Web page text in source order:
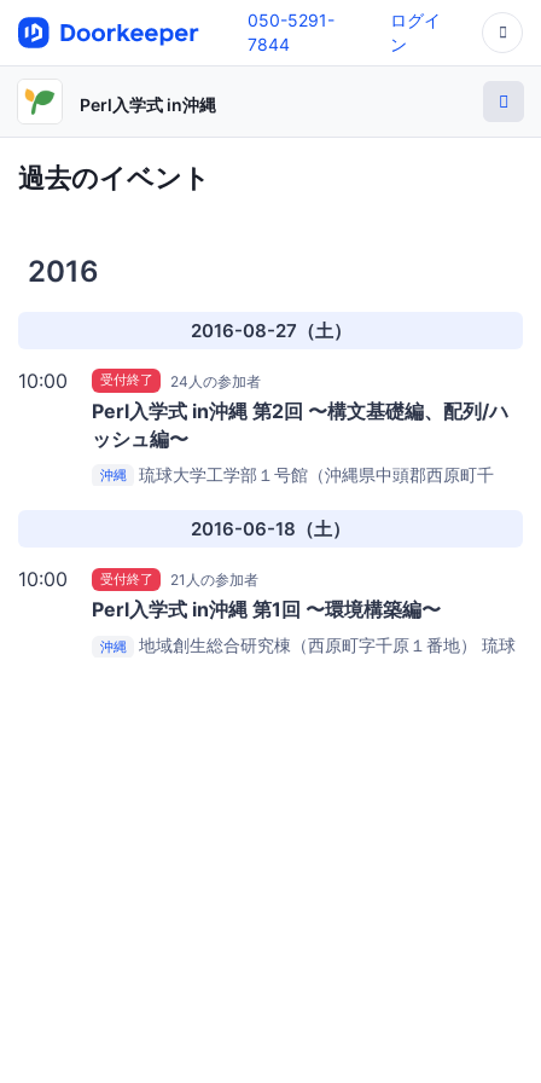
050-5291-
7844
ログイ
ン
Perl入学式 in沖縄
過去のイベント
2016
2016-08-27（土）
10:00 受付終了 24人の参加者
Perl入学式 in沖縄 第2回 〜構文基礎編、配列/ハ
ッシュ編〜
沖縄
琉球大学工学部１号館（沖縄県中頭郡西原町千
2016-06-18（土）
10:00 受付終了 21人の参加者
Perl入学式 in沖縄 第1回 〜環境構築編〜
沖縄 地域創生総合研究棟（西原町字千原１番地）
琉球